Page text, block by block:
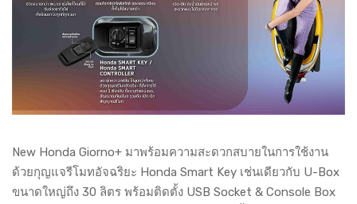
New Honda Giorno+ มาพร้อมความสะดวกสบายในการใช้งาน
ด้วยกุญแจรีโมทอัจฉริยะ Honda Smart Key เช่นเดียวกับ U-Box
ขนาดใหญ่ถึง 30 ลิตร พร้อมติดตั้ง USB Socket & Console Box